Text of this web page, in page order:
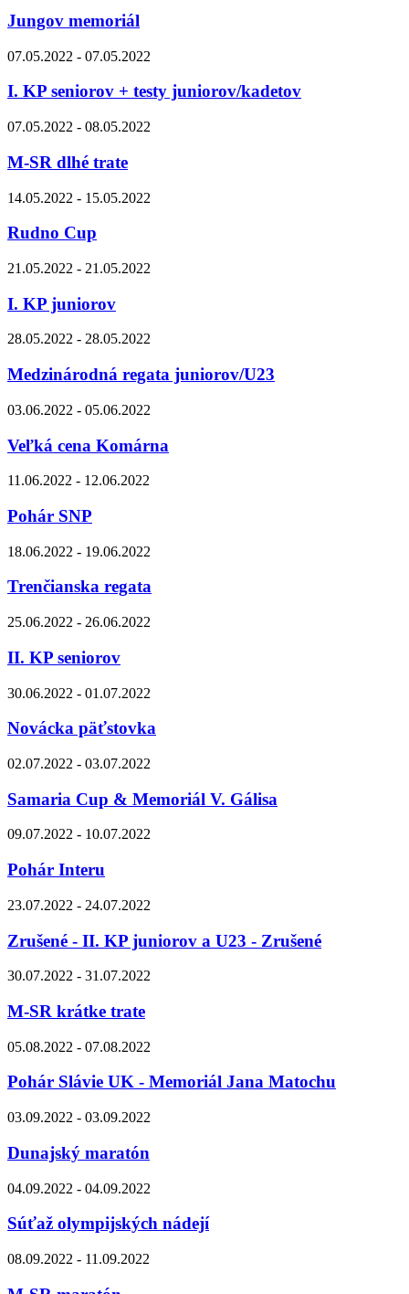
Jungov memoriál
07.05.2022 - 07.05.2022
I. KP seniorov + testy juniorov/kadetov
07.05.2022 - 08.05.2022
M-SR dlhé trate
14.05.2022 - 15.05.2022
Rudno Cup
21.05.2022 - 21.05.2022
I. KP juniorov
28.05.2022 - 28.05.2022
Medzinárodná regata juniorov/U23
03.06.2022 - 05.06.2022
Veľká cena Komárna
11.06.2022 - 12.06.2022
Pohár SNP
18.06.2022 - 19.06.2022
Trenčianska regata
25.06.2022 - 26.06.2022
II. KP seniorov
30.06.2022 - 01.07.2022
Novácka päťstovka
02.07.2022 - 03.07.2022
Samaria Cup & Memoriál V. Gálisa
09.07.2022 - 10.07.2022
Pohár Interu
23.07.2022 - 24.07.2022
Zrušené - II. KP juniorov a U23 - Zrušené
30.07.2022 - 31.07.2022
M-SR krátke trate
05.08.2022 - 07.08.2022
Pohár Slávie UK - Memoriál Jana Matochu
03.09.2022 - 03.09.2022
Dunajský maratón
04.09.2022 - 04.09.2022
Súťaž olympijských nádejí
08.09.2022 - 11.09.2022